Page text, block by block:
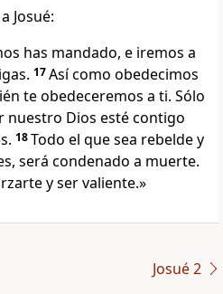
Josué:
has mandado, e iremos a
17Así como obedecimos
te obedeceremos a ti. Sólo
nuestro Dios esté contigo
18Todo el que sea rebelde y
será condenado a muerte.
y ser valiente.»
Josué 2